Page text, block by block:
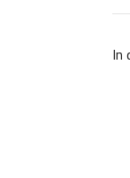
In